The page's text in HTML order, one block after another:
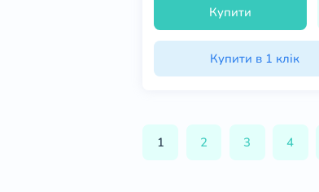
Купити
Купити в 1 клік
1 2 3 4